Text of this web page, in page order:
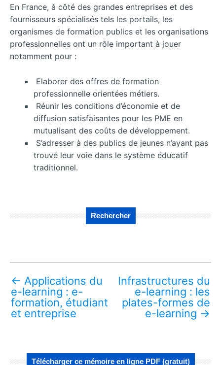
En France, à côté des grandes entreprises et des
fournisseurs spécialisés tels les portails, les
organismes de formation publics et les organisations
professionnelles ont un rôle important à jouer
notamment pour :
Elaborer des offres de formation
professionnelle orientées métiers.
Réunir les conditions d’économie et de
diffusion satisfaisantes pour les PME en
mutualisant des coûts de développement.
S’adresser à des publics de jeunes n’ayant pas
trouvé leur voie dans le système éducatif
traditionnel.
Rechercher
← Applications du
e-learning : e-
formation, étudiant
et entreprise
Infrastructures du
e-learning : les
plates-formes de
e-learning →
Télécharger ce mémoire en ligne PDF (gratuit)